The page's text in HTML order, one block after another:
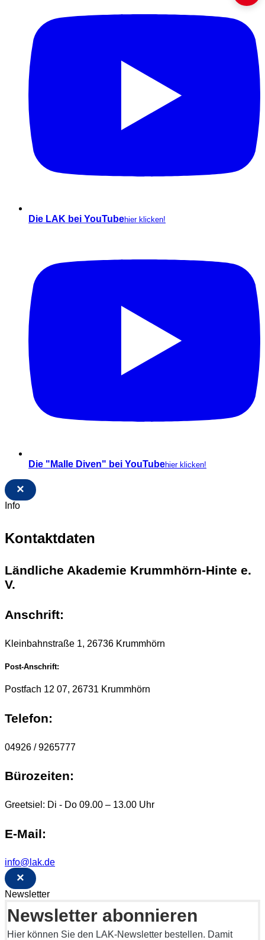
Die LAK bei YouTubehier klicken!
Die "Malle Diven" bei YouTubehier klicken!
×
Info
Kontaktdaten
Ländliche Akademie Krummhörn-Hinte e.
V.
Anschrift:
Kleinbahnstraße 1, 26736 Krummhörn
Post-Anschrift:
Postfach 12 07, 26731 Krummhörn
Telefon:
04926 / 9265777
Bürozeiten:
Greetsiel: Di - Do 09.00 – 13.00 Uhr
E-Mail:
info@lak.de
×
Newsletter
Newsletter abonnieren
Hier können Sie den LAK-Newsletter bestellen. Damit